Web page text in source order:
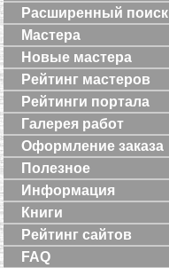
Расширенный поиск
Мастера
Новые мастера
Рейтинг мастеров
Рейтинги портала
Галерея работ
Оформление заказа
Полезное
Информация
Книги
Рейтинг сайтов
FAQ